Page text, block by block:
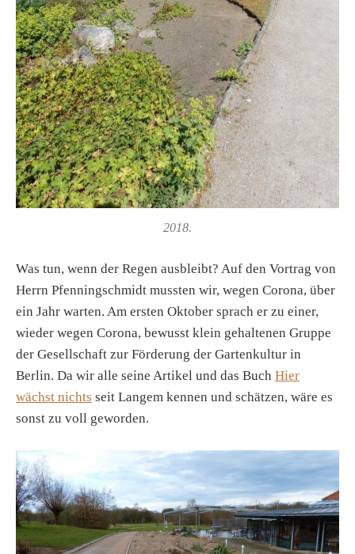
2018.
Was tun, wenn der Regen ausbleibt? Auf den Vortrag von
Herrn Pfenningschmidt mussten wir, wegen Corona, über
ein Jahr warten. Am ersten Oktober sprach er zu einer,
wieder wegen Corona, bewusst klein gehaltenen Gruppe
der Gesellschaft zur Förderung der Gartenkultur in
Berlin. Da wir alle seine Artikel und das Buch Hier
wächst nichts seit Langem kennen und schätzen, wäre es
sonst zu voll geworden.